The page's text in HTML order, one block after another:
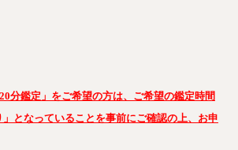
分鑑定」をご希望の方は、ご希望の鑑定時間
となっていることを事前にご確認の上、お申